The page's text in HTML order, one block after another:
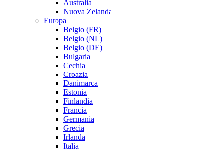
Australia
Nuova Zelanda
Europa
Belgio (FR)
Belgio (NL)
Belgio (DE)
Bulgaria
Cechia
Croazia
Danimarca
Estonia
Finlandia
Francia
Germania
Grecia
Irlanda
Italia